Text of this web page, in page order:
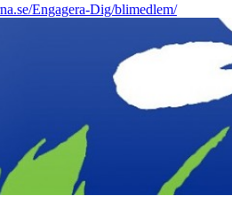
Engagera-Dig/blimedlem/